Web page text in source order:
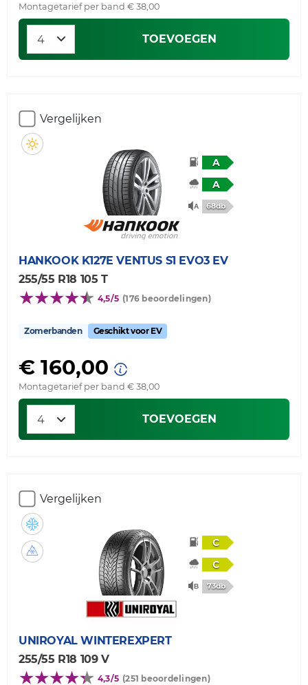
Montagetarief per band € 38,00
TOEVOEGEN
Vergelijken
A
A
68db
HANKOOK K127E VENTUS S1 EVO3 EV
255/55 R18 105 T
4,5/5 (176 beoordelingen)
Zomerbanden Geschikt voor EV
€ 160,00
Montagetarief per band € 38,00
TOEVOEGEN
Vergelijken
C
C
73db
UNIROYAL WINTEREXPERT
255/55 R18 109 V
4,3/5 (251 beoordelingen)